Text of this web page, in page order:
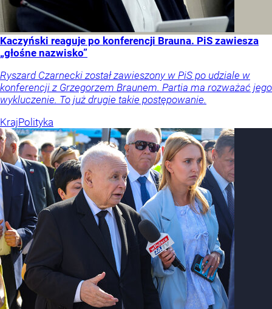
Kaczyński reaguje po konferencji Brauna. PiS zawiesza
„głośne nazwisko”
Ryszard Czarnecki został zawieszony w PiS po udziale w
konferencji z Grzegorzem Braunem. Partia ma rozważać jego
wykluczenie. To już drugie takie postępowanie.
KrajPolityka